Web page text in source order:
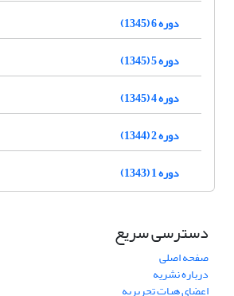
دوره 6 (1345)
دوره 5 (1345)
دوره 4 (1345)
دوره 2 (1344)
دوره 1 (1343)
دسترسی سریع
صفحه اصلی
درباره نشریه
اعضای هیات تحریریه